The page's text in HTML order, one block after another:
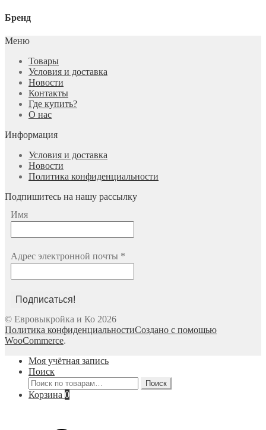
Бренд
Меню
Товары
Условия и доставка
Новости
Контакты
Где купить?
О нас
Информация
Условия и доставка
Новости
Политика конфиденциальности
Подпишитесь на нашу рассылку
Имя
Адрес электронной почты *
© Евровыкройка и Ко 2026
Политика конфиденциальностиСоздано с помощью
WooCommerce.
Моя учётная запись
Поиск
Искать:
Поиск
Корзина 0